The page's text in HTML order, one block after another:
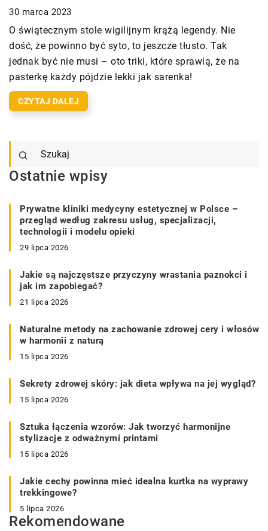
30 marca 2023
O świątecznym stole wigilijnym krążą legendy. Nie
dość, że powinno być syto, to jeszcze tłusto. Tak
jednak być nie musi – oto triki, które sprawią, że na
pasterkę każdy pójdzie lekki jak sarenka!
CZYTAJ DALEJ
Ostatnie wpisy
Prywatne kliniki medycyny estetycznej w Polsce –
przegląd według zakresu usług, specjalizacji,
technologii i modelu opieki
29 lipca 2026
Jakie są najczęstsze przyczyny wrastania paznokci i
jak im zapobiegać?
21 lipca 2026
Naturalne metody na zachowanie zdrowej cery i włosów
w harmonii z naturą
15 lipca 2026
Sekrety zdrowej skóry: jak dieta wpływa na jej wygląd?
15 lipca 2026
Sztuka łączenia wzorów: Jak tworzyć harmonijne
stylizacje z odważnymi printami
15 lipca 2026
Jakie cechy powinna mieć idealna kurtka na wyprawy
trekkingowe?
5 lipca 2026
Rekomendowane